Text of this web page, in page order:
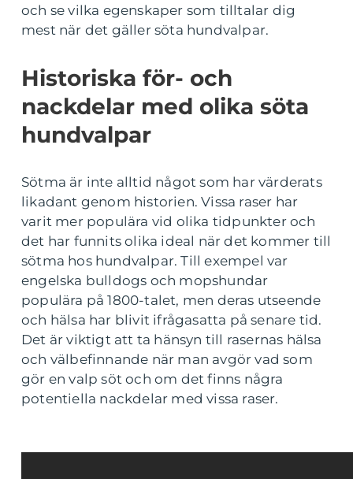
och se vilka egenskaper som tilltalar dig
mest när det gäller söta hundvalpar.
Historiska för- och
nackdelar med olika söta
hundvalpar
Sötma är inte alltid något som har värderats
likadant genom historien. Vissa raser har
varit mer populära vid olika tidpunkter och
det har funnits olika ideal när det kommer till
sötma hos hundvalpar. Till exempel var
engelska bulldogs och mopshundar
populära på 1800-talet, men deras utseende
och hälsa har blivit ifrågasatta på senare tid.
Det är viktigt att ta hänsyn till rasernas hälsa
och välbefinnande när man avgör vad som
gör en valp söt och om det finns några
potentiella nackdelar med vissa raser.